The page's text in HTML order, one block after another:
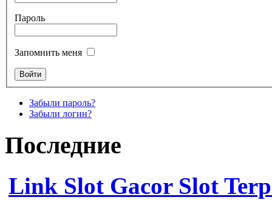
Пароль
Запомнить меня
Забыли пароль?
Забыли логин?
Последние
Link Slot Gacor Slot